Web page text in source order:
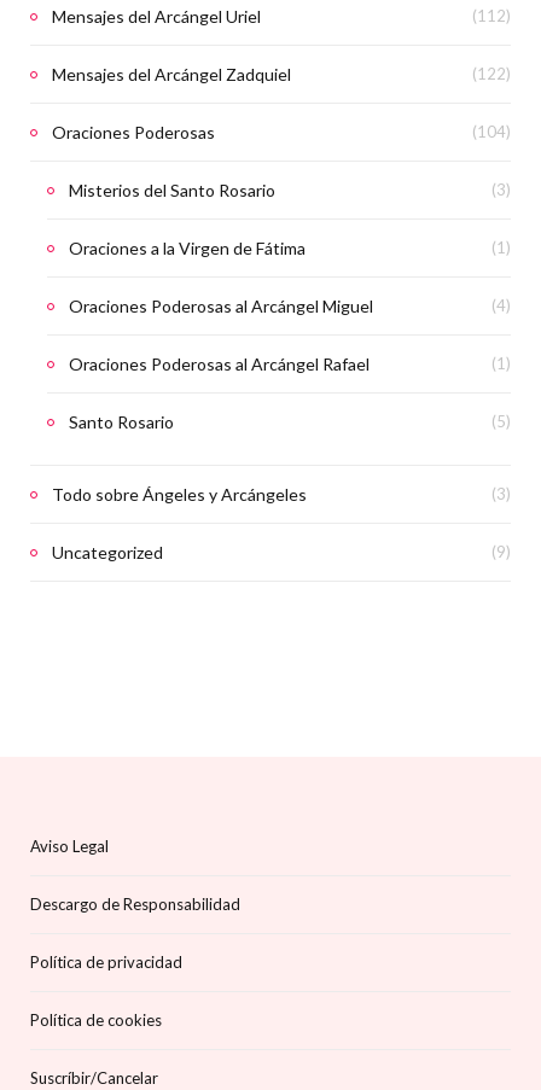
Mensajes del Arcángel Uriel (112)
Mensajes del Arcángel Zadquiel (122)
Oraciones Poderosas (104)
Misterios del Santo Rosario (3)
Oraciones a la Virgen de Fátima (1)
Oraciones Poderosas al Arcángel Miguel (4)
Oraciones Poderosas al Arcángel Rafael (1)
Santo Rosario (5)
Todo sobre Ángeles y Arcángeles (3)
Uncategorized (9)
Aviso Legal
Descargo de Responsabilidad
Política de privacidad
Política de cookies
Suscríbir/Cancelar